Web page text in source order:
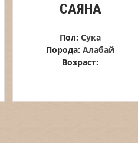
САЯНА
Пол: Сука
Порода: Алабай
Возраст: